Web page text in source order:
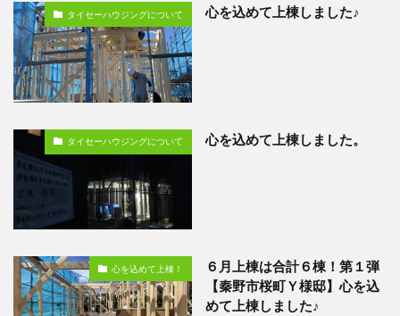
タイセーハウジングについて 心を込めて上棟しました♪
タイセーハウジングについて 心を込めて上棟しました。
心を込めて上棟！
６月上棟は合計６棟！第１弾
【秦野市桜町Ｙ様邸】心を込
めて上棟しました♪